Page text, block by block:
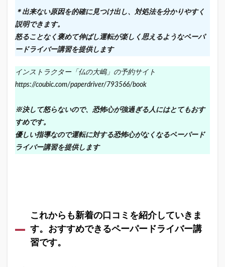
＊出来ない原因を的確に見つけ出し、対処法を分かりやすく
説明できます。
怒ることなく褒めて伸ばし運転が楽しく思えるようなペーパ
ードライバー講習を提供します
インストラクター「仏の大嶋」の予約サイト
https://coubic.com/paperdriver/793566/book
※決して怒らないので、恐怖心が強過ぎる人にはとてもおす
すめです。
優しい指導なので運転に対する恐怖心がなくなるペーパード
ライバー講習を提供します
これからも新着の口コミを紹介していきま
す。おすすめできるペーパードライバー講
習です。